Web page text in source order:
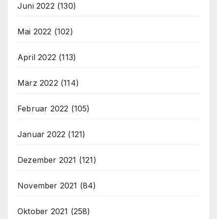
Juni 2022 (130)
Mai 2022 (102)
April 2022 (113)
März 2022 (114)
Februar 2022 (105)
Januar 2022 (121)
Dezember 2021 (121)
November 2021 (84)
Oktober 2021 (258)